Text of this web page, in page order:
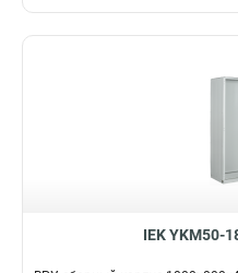
IEK YKM50-